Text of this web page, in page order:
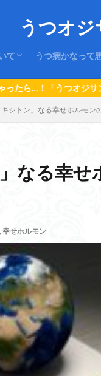
うつオ
て
に
の仕組み
の治療
うつ病かなって
1.うつ病の初
２.はじめにす
３.家族や周囲
４.仕事や学校
５.なっちゃっ
闘病日誌」を読んで
キシトン」なる幸せホルモン
なる幸
幸せホルモン